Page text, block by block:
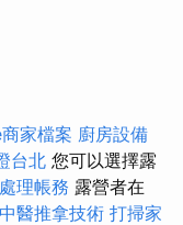
家檔案 廚房設備
台北 您可以選擇露
理帳務 露營者在
中醫推拿技術 打掃家